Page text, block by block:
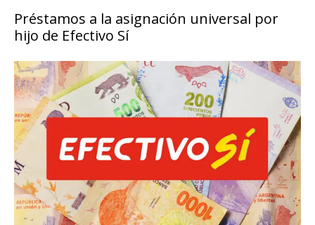
Préstamos a la asignación universal por
hijo de Efectivo Sí